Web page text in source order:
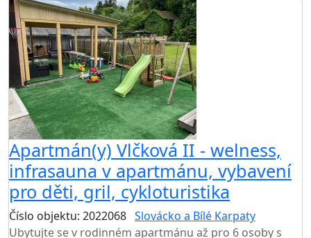
Apartmán(y) Vlčková II - welness,
infrasauna v apartmánu, vybavení
pro děti, gril, cykloturistika
Číslo objektu: 2022068 Slovácko a Bílé Karpaty
Ubytujte se v rodinném apartmánu až pro 6 osoby s